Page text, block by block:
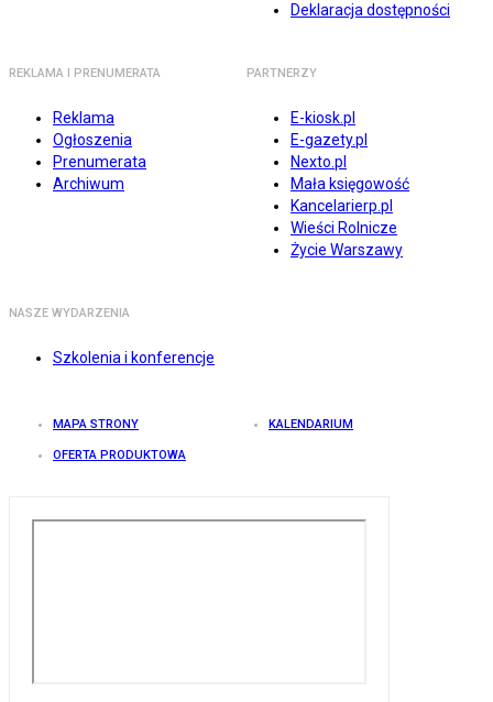
Deklaracja dostępności
REKLAMA I PRENUMERATA
Reklama
Ogłoszenia
Prenumerata
Archiwum
PARTNERZY
E-kiosk.pl
E-gazety.pl
Nexto.pl
Mała księgowość
Kancelarierp.pl
Wieści Rolnicze
Życie Warszawy
NASZE WYDARZENIA
Szkolenia i konferencje
MAPA STRONY KALENDARIUM
OFERTA PRODUKTOWA